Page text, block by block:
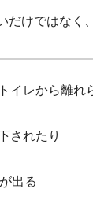
だけではなく、
イレから離れ
されたり
出る